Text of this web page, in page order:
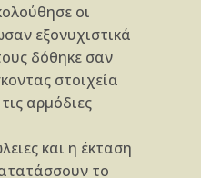
οι
εξονυχιστικά
δόθηκε σαν
στοιχεία
αρμόδιες
και η έκταση
το